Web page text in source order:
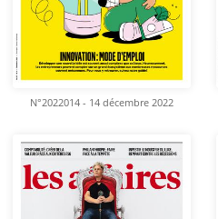
N°2022014 - 14 décembre 2022